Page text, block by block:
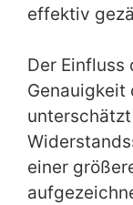
effektiv
Der Einfluss
einer